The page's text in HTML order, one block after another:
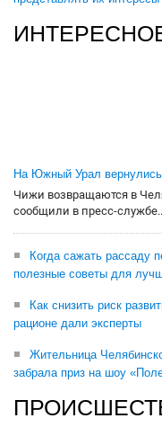
На Южный Урал
Чижи возвращаются в
сообщили в пресс-
Когда сажать рассаду
полезные советы для
Как снизить риск
рационе дали эксперты
Жительница
забрала приз на шоу